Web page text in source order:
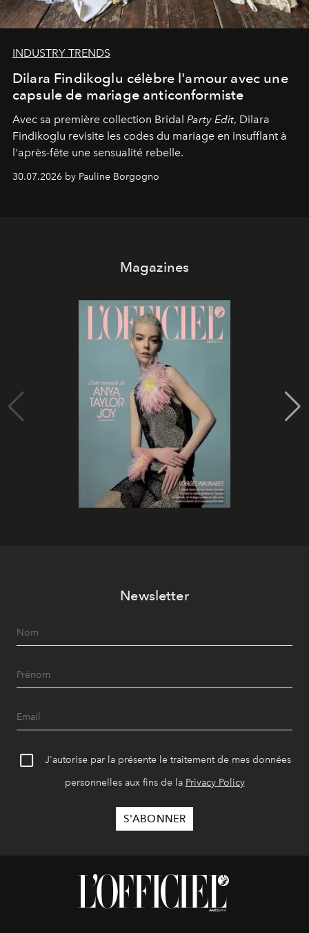
INDUSTRY TRENDS
Dilara Findikoglu célèbre l'amour avec une
capsule de mariage anticonformiste
Avec sa première collection Bridal Party Edit, Dilara
Findikoglu revisite les codes du mariage en insufflant à
l'après-fête une sensualité rebelle.
30.07.2026 by Pauline Borgogno
Magazines
Newsletter
J'autorise par la présente le traitement de mes données
personnelles aux fins de la Privacy Policy